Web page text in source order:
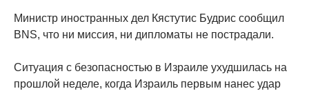
Министр иностранных дел Кястутис Будрис сообщил
BNS, что ни миссия, ни дипломаты не пострадали.
Ситуация с безопасностью в Израиле ухудшилась на
прошлой неделе, когда Израиль первым нанес удар